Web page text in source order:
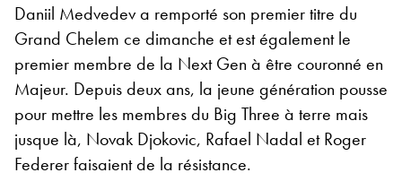
Daniil Medvedev a remporté son premier titre du
Grand Chelem ce dimanche et est également le
premier membre de la Next Gen à être couronné en
Majeur. Depuis deux ans, la jeune génération pousse
pour mettre les membres du Big Three à terre mais
jusque là, Novak Djokovic, Rafael Nadal et Roger
Federer faisaient de la résistance.